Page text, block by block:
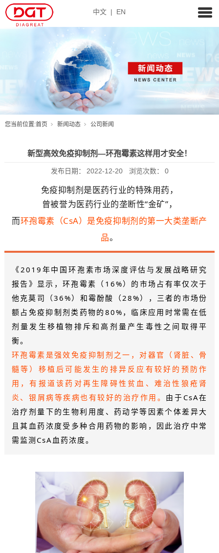
中文 | EN
您当前位置:首页 新闻动态 公司新闻
新型高效免疫抑制剂—环孢霉素这样用才安全！
发布日期： 2022-12-20 浏览次数： 0
免疫抑制剂是医药行业的特殊用药，
曾被誉为医药行业的垄断性“金矿”，
而环孢霉素（CsA）是免疫抑制剂的第一大类垄断产
品。
《2019年中国环孢素市场深度评估与发展战略研究
报告》显示，环孢霉素（16%）的市场占有率仅次于
他克莫司（36%）和霉酚酸（28%），三者的市场份
额占免疫抑制剂类药物的80%，临床应用时常需在低
剂量发生移植物排斥和高剂量产生毒性之间取得平
衡。
环孢霉素是强效免疫抑制剂之一，对器官（肾脏、骨
髓等）移植后可能发生的排异反应有较好的预防作
用，有报道该药对再生障碍性贫血、难治性狼疮肾
炎、银屑病等疾病也有较好的治疗作用。 由于CsA在
治疗剂量下的生物利用度、药动学等因素个体差异大
且其血药浓度受多种合用药物的影响，因此治疗中常
需监测CsA血药浓度。